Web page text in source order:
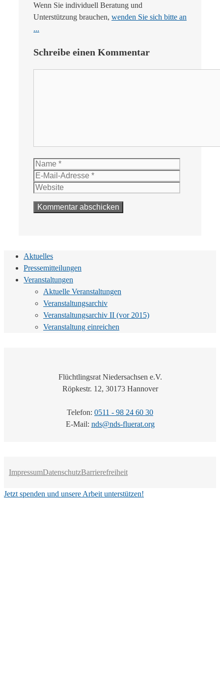
Wenn Sie individuell Beratung und
Unterstützung brauchen, wenden Sie sich bitte an
...
Schreibe einen Kommentar
Name
Aktuelles
Pressemitteilungen
Veranstaltungen
Aktuelle Veranstaltungen
Veranstaltungsarchiv
Veranstaltungsarchiv II (vor 2015)
Veranstaltung einreichen
Flüchtlingsrat Niedersachsen e.V.
Röpkestr. 12, 30173 Hannover
Telefon: 0511 - 98 24 60 30
E-Mail: nds@nds-fluerat.org
ImpressumDatenschutzBarrierefreiheit
Jetzt spenden und unsere Arbeit unterstützen!